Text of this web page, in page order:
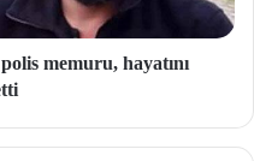
memuru, hayatını